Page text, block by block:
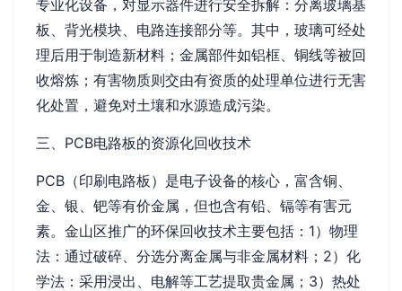
专业化设备，对显示器件进行安全拆解：分离玻璃基
板、背光模块、电路连接部分等。其中，玻璃可经处
理后用于制造新材料；金属部件如铝框、铜线等被回
收熔炼；有害物质则交由有资质的处理单位进行无害
化处置，避免对土壤和水源造成污染。
三、PCB电路板的资源化回收技术
PCB（印刷电路板）是电子设备的核心，富含铜、
金、银、钯等有价金属，但也含有铅、镉等有害元
素。金山区推广的环保回收技术主要包括：1）物理
法：通过破碎、分选分离金属与非金属材料；2）化
学法：采用浸出、电解等工艺提取贵金属；3）热处